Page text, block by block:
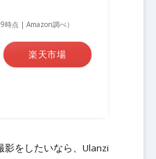
時点 | Amazon調べ）
楽天市場
をしたいなら、Ulanzi